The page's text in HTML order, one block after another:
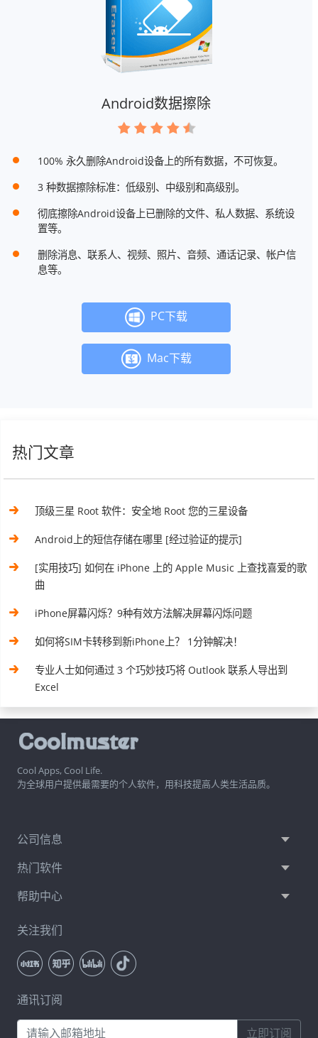
Android数据擦除
100% 永久删除Android设备上的所有数据，不可恢复。
3 种数据擦除标准：低级别、中级别和高级别。
彻底擦除Android设备上已删除的文件、私人数据、系统设
置等。
删除消息、联系人、视频、照片、音频、通话记录、帐户信
息等。
PC下载
Mac下载
热门文章
顶级三星 Root 软件：安全地 Root 您的三星设备
Android上的短信存储在哪里 [经过验证的提示]
[实用技巧] 如何在 iPhone 上的 Apple Music 上查找喜爱的歌
曲
iPhone屏幕闪烁？9种有效方法解决屏幕闪烁问题
如何将SIM卡转移到新iPhone上？ 1分钟解决！
专业人士如何通过 3 个巧妙技巧将 Outlook 联系人导出到
Excel
Cool Apps, Cool Life.
为全球用户提供最需要的个人软件，用科技提高人类生活品质。
公司信息
热门软件
帮助中心
关注我们
通讯订阅
立即订阅